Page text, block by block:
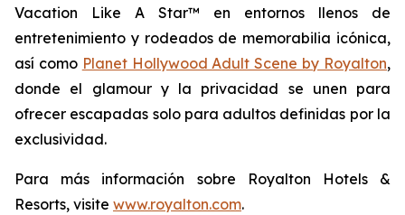
Vacation Like A Star™ en entornos llenos de
entretenimiento y rodeados de memorabilia icónica,
así como Planet Hollywood Adult Scene by Royalton,
donde el glamour y la privacidad se unen para
ofrecer escapadas solo para adultos definidas por la
exclusividad.
Para más información sobre Royalton Hotels &
Resorts, visite www.royalton.com.